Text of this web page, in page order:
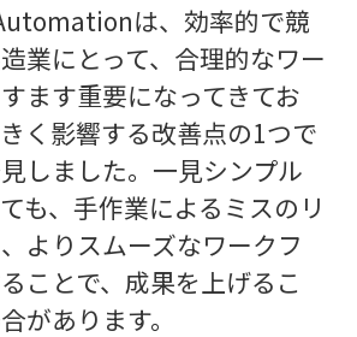
は、効率的で競
業にとって、合理的なワー
ます重要になってきてお
く影響する改善点の1つで
しました。一見シンプル
も、手作業によるミスのリ
よりスムーズなワークフ
ことで、成果を上げるこ
があります。